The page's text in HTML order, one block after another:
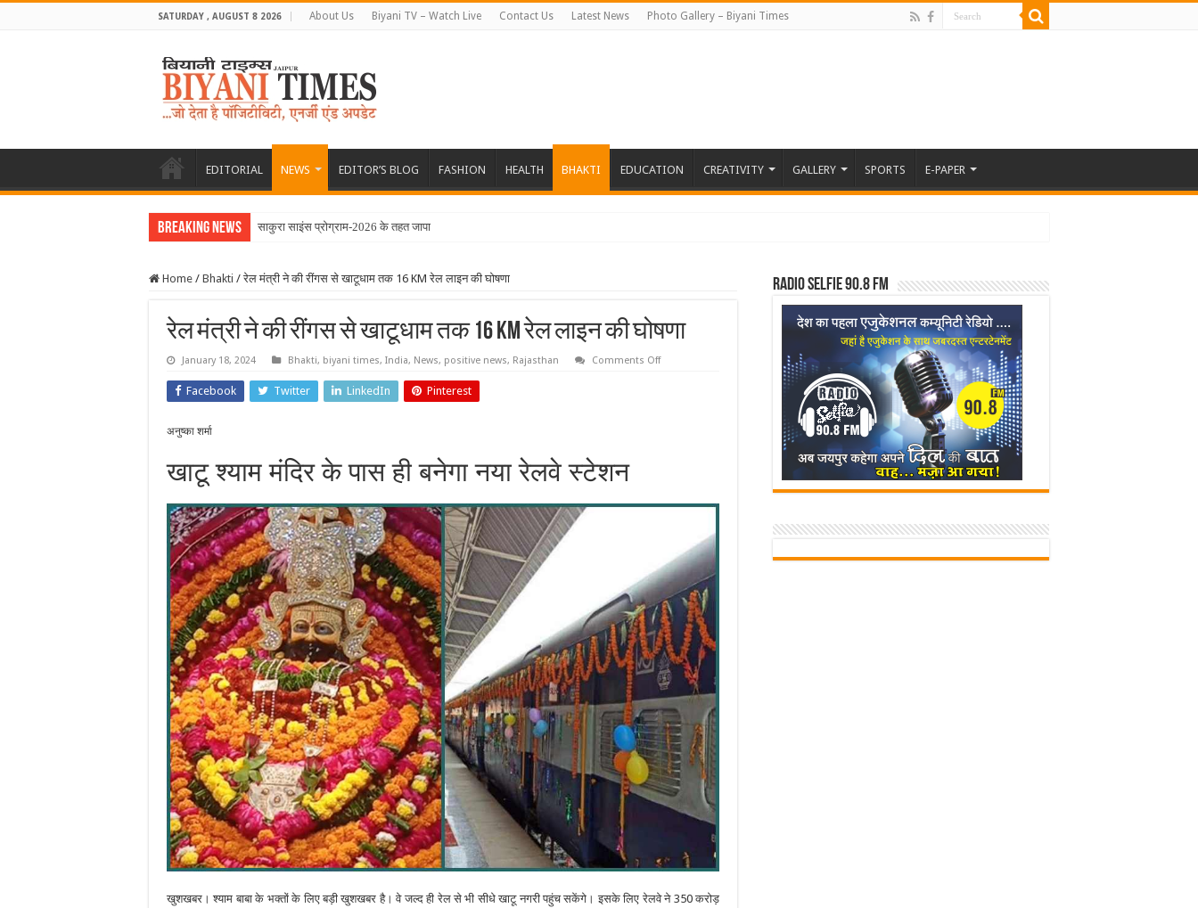
SATURDAY , AUGUST 8 2026 About Us Biyani TV – Watch Live Contact Us Latest News Photo Gallery – Biyani Times
EDITORIAL NEWS EDITOR’S BLOG FASHION HEALTH BHAKTI EDUCATION CREATIVITY GALLERY SPORTS E-PAPER
Breaking News साकुरा साइंस प्रोग्राम-2026 के तहत जापान रवाना हुई बियानी ग्रु
Home / Bhakti / रेल मंत्री ने की रींगस से खाटूधाम तक 16 KM रेल लाइन की घोषणा
रेल मंत्री ने की रींगस से खाटूधाम तक 16 KM रेल लाइन की घोषणा
January 18, 2024 Bhakti, biyani times, India, News, positive news, Rajasthan Comments Offon
की
Facebook Twitter LinkedIn Pinterest
अनुष्का शर्मा
खाटू श्याम मंदिर के पास ही बनेगा नया रेलवे स्टेशन
खुशखबर। श्याम बाबा के भक्तों के लिए बड़ी खुशखबर है। वे जल्द ही रेल से भी सीधे खाटू नगरी पहुंच सकेंगे। इसके लिए रेलवे ने 350 करोड़
Radio Selfie 90.8 FM